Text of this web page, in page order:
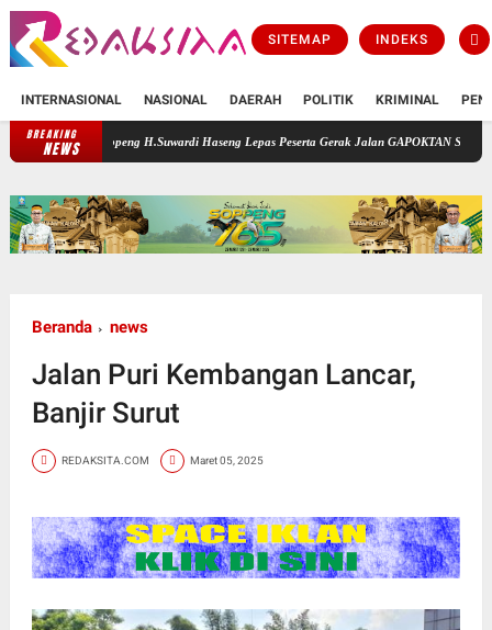
SITEMAP INDEKS
INTERNASIONAL NASIONAL DAERAH POLITIK KRIMINAL
BREAKING
NEWS
H.Suwardi Haseng Lepas Peserta Gerak Jalan GAPOKTAN Se-Kabupaten Soppeng
Beranda news
Jalan Puri Kembangan Lancar,
Banjir Surut
REDAKSITA.COM Maret 05, 2025